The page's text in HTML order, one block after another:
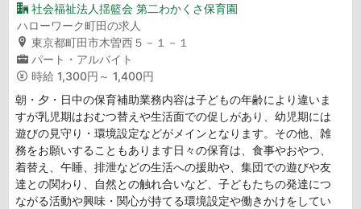
社会福祉法人揺籃会 第二わかくさ保育園
ハローワーク町田の求人
東京都町田市木曽西５－１－１
パート・アルバイト
時給 1,300円～ 1,400円
朝・夕・日中の保育補助業務内容は子どもの年齢により違いま
すが乳児期はおむつ替えや生活面での促しがあり、幼児期には
遊びの見守り・環境設定などがメインとなります。その他、雑
務をお願いすることもあります日々の保育は、食事やおやつ、
着替え、午睡、排泄などの生活への援助や、集団での遊びや友
達との関わり、自然との触れ合いなど、子どもたちの発達につ
ながる活動や興味・関心が持てる環境設定や働きかけをしてい